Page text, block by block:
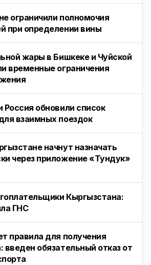
ограничили полномочия
при определении вины
жары в Бишкеке и Чуйской
временные ограничения
Россия обновили список
взаимных поездок
начнут назначать
через приложение «Тундук»
Кыргызстана:
ГНС
правила для получения
введен обязательный отказ от